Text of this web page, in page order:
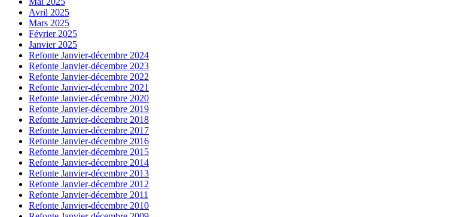
Avril 2025
Mars 2025
Février 2025
Janvier 2025
Refonte Janvier-décembre 2024
Refonte Janvier-décembre 2023
Refonte Janvier-décembre 2022
Refonte Janvier-décembre 2021
Refonte Janvier-décembre 2020
Refonte Janvier-décembre 2019
Refonte Janvier-décembre 2018
Refonte Janvier-décembre 2017
Refonte Janvier-décembre 2016
Refonte Janvier-décembre 2015
Refonte Janvier-décembre 2014
Refonte Janvier-décembre 2013
Refonte Janvier-décembre 2012
Refonte Janvier-décembre 2011
Refonte Janvier-décembre 2010